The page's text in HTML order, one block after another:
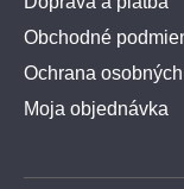
Obchodné
Ochrana
Moja objednávka